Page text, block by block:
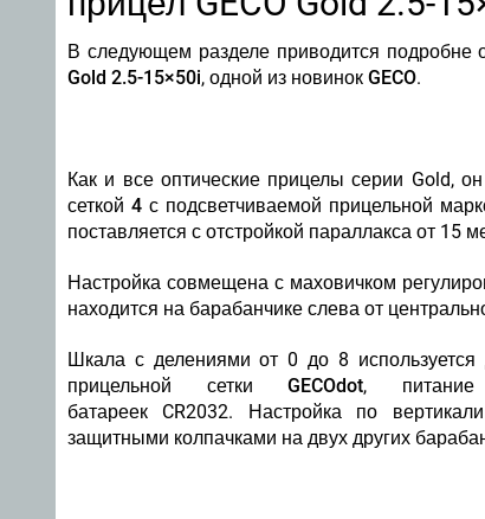
В следующем разделе приводится подробне
Gold 2.5-15×50i, одной из новинок GECO.
Как и все оптические прицелы серии Gold,
сеткой 4 с подсветчиваемой прицельной
поставляется с отстройкой параллакса от 15
Настройка совмещена с маховичком
находится на барабанчике слева от
Шкала с делениями от 0 до 8 используется
прицельной сеткиGECOdot, питание
батареек CR2032. Настройка по
защитными колпачками на двух других